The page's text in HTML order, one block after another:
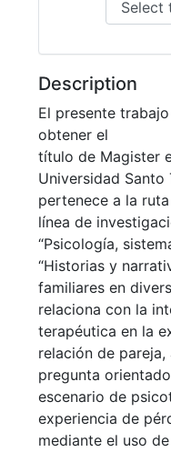
Description
El presente
obtener el
título de Magister
Universidad Santo
pertenece a la
línea de
“Psicología,
“Historias y
familiares en
relaciona con la
terapéutica en la
relación de
pregunta
escenario de
experiencia de
mediante el uso